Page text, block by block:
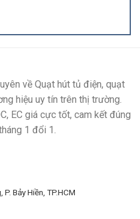
về Quạt hút tủ điện, quạt
hiệu uy tín trên thị trường.
EC giá cực tốt, cam kết đúng
1 đổi 1.
Bảy Hiền, TP.HCM